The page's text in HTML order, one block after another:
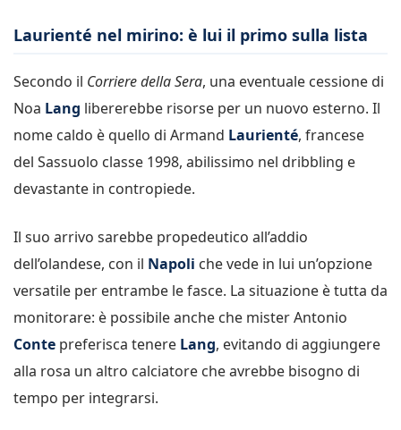
Laurienté nel mirino: è lui il primo sulla lista
Secondo il Corriere della Sera, una eventuale cessione di
Noa Lang libererebbe risorse per un nuovo esterno. Il
nome caldo è quello di Armand Laurienté, francese
del Sassuolo classe 1998, abilissimo nel dribbling e
devastante in contropiede.
Il suo arrivo sarebbe propedeutico all’addio
dell’olandese, con il Napoli che vede in lui un’opzione
versatile per entrambe le fasce. La situazione è tutta da
monitorare: è possibile anche che mister Antonio
Conte preferisca tenere Lang, evitando di aggiungere
alla rosa un altro calciatore che avrebbe bisogno di
tempo per integrarsi.